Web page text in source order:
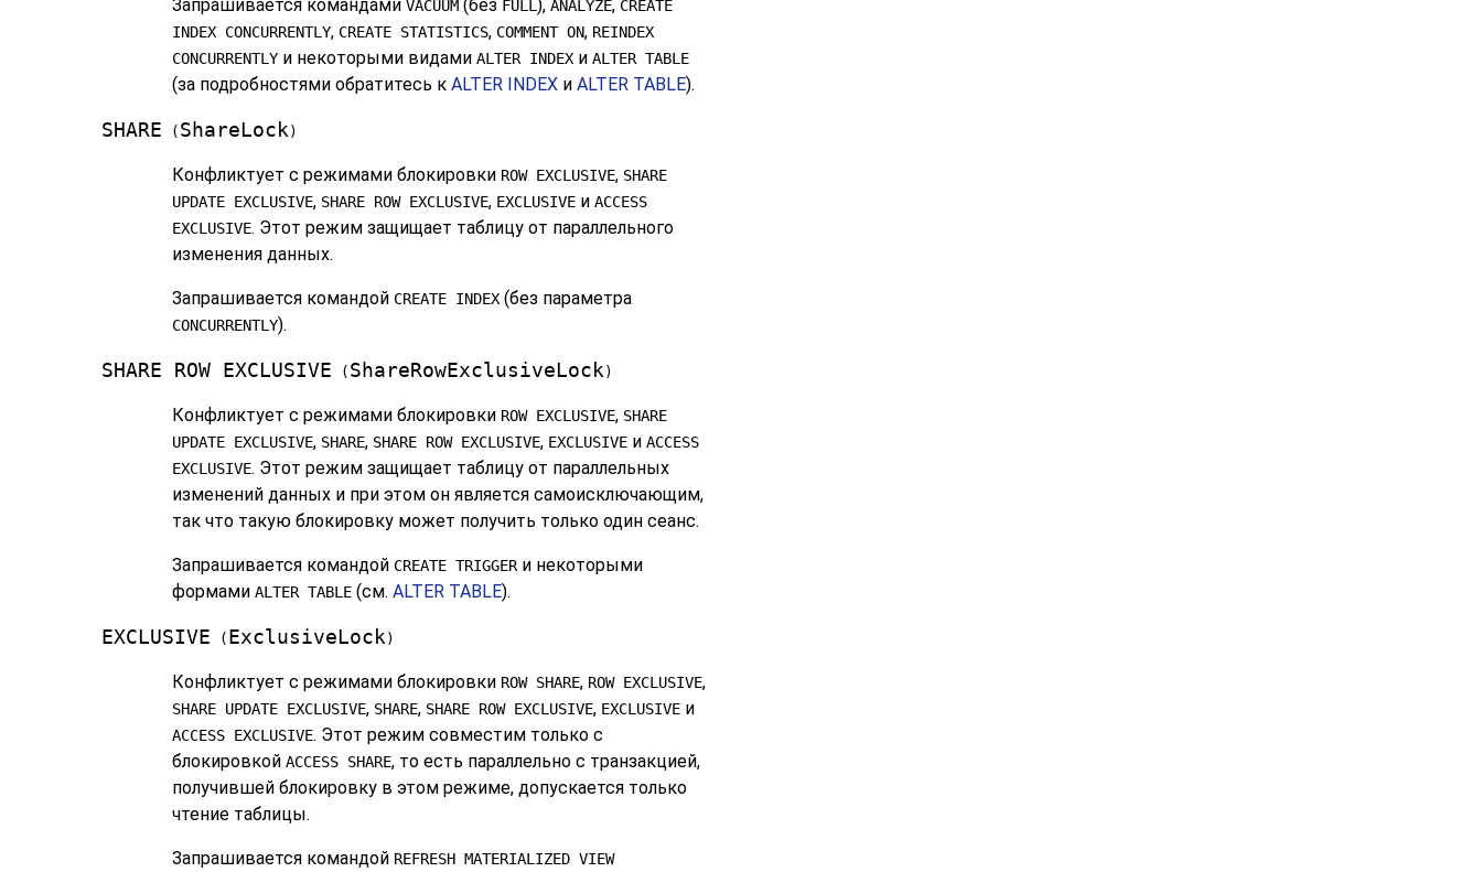
Запрашивается командами VACUUM (без FULL ), ANALYZE, CREATE
INDEX CONCURRENTLY, CREATE STATISTICS, COMMENT ON, REINDEX
CONCURRENTLY и некоторыми видами ALTER INDEX и ALTER TABLE
(за подробностями обратитесь к ALTER INDEX и ALTER TABLE).
SHARE ( ShareLock )
Конфликтует с режимами блокировки ROW EXCLUSIVE, SHARE
UPDATE EXCLUSIVE, SHARE ROW EXCLUSIVE, EXCLUSIVE и ACCESS
EXCLUSIVE. Этот режим защищает таблицу от параллельного
изменения данных.
Запрашивается командой CREATE INDEX (без параметра
CONCURRENTLY).
SHARE ROW EXCLUSIVE ( ShareRowExclusiveLock )
Конфликтует с режимами блокировки ROW EXCLUSIVE, SHARE
UPDATE EXCLUSIVE, SHARE, SHARE ROW EXCLUSIVE, EXCLUSIVE и ACCESS
EXCLUSIVE. Этот режим защищает таблицу от параллельных
изменений данных и при этом он является самоисключающим,
так что такую блокировку может получить только один сеанс.
Запрашивается командой CREATE TRIGGER и некоторыми
формами ALTER TABLE (см. ALTER TABLE).
EXCLUSIVE ( ExclusiveLock )
Конфликтует с режимами блокировки ROW SHARE, ROW EXCLUSIVE,
SHARE UPDATE EXCLUSIVE, SHARE, SHARE ROW EXCLUSIVE, EXCLUSIVE и
ACCESS EXCLUSIVE. Этот режим совместим только с
блокировкой ACCESS SHARE, то есть параллельно с транзакцией,
получившей блокировку в этом режиме, допускается только
чтение таблицы.
Запрашивается командой REFRESH MATERIALIZED VIEW